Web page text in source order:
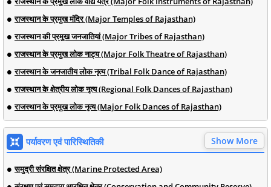
राजस्थान के प्रमुख मंदिर (Major Temples of Rajasthan)
राजस्थान की प्रमुख जनजातियां (Major Tribes of Rajasthan)
राजस्थान के प्रमुख लोक नाट्य (Major Folk Theatre of Rajasthan)
राजस्थान के जनजातीय लोक नृत्य (Tribal Folk Dance of Rajasthan)
राजस्थान के क्षेत्रीय लोक नृत्य (Regional Folk Dances of Rajasthan)
राजस्थान के प्रमुख लोक नृत्य (Major Folk Dances of Rajasthan)
पर्यावरण एवं पारिस्थितिकी Show More
समुद्री संरक्षित क्षेत्र (Marine Protected Area)